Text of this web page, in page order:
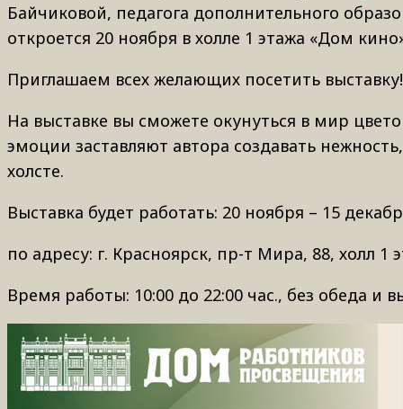
Байчиковой, педагога дополнительного
откроется 20 ноября в холле 1 этажа «Дом
Приглашаем всех желающих посетить выставку!
На выставке вы сможете окунуться в мир
эмоции заставляют автора создавать
холсте.
Выставка будет работать: 20 ноября – 15
по адресу: г. Красноярск, пр-т Мира, 88, холл 1
Время работы: 10:00 до 22:00 час., без обеда и